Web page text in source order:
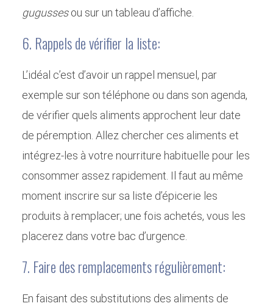
gugussesou sur un tableau d’affiche.
6. Rappels de vérifier la liste:
L’idéal c’est d’avoir un rappel mensuel, par
exemple sur son téléphone ou dans son agenda,
de vérifier quels aliments approchent leur date
de péremption. Allez chercher ces aliments et
intégrez-les à votre nourriture habituelle pour les
consommer assez rapidement. Il faut au même
moment inscrire sur sa liste d’épicerie les
produits à remplacer; une fois achetés, vous les
placerez dans votre bac d’urgence.
7. Faire des remplacements régulièrement:
En faisant des substitutions des aliments de